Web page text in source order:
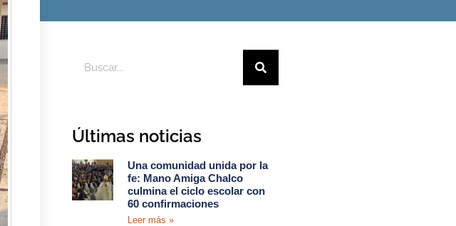
Últimas noticias
Una comunidad unida por la
fe: Mano Amiga Chalco
culmina el ciclo escolar con
60 confirmaciones
Leer más »